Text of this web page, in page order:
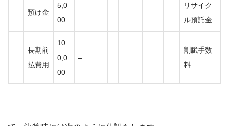
預け金
5,0
00
–
リサイク
ル預託金
長期前
払費用
10
0,0
00
–
割賦手数
料